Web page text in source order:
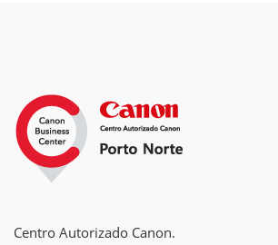
Centro Autorizado Canon.